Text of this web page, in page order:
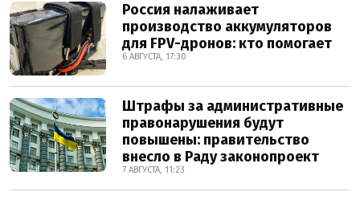
Россия налаживает
производство аккумуляторов
для FPV-дронов: кто помогает
6 АВГУСТА, 17:30
Штрафы за административные
правонарушения будут
повышены: правительство
внесло в Раду законопроект
7 АВГУСТА, 11:23